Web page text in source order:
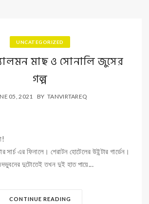
UNCATEGORIZED
মাছ ও সোনালি জুসের
গল্প
05, 2021 BY TANVIRTAREQ
সার্চ এর ফিনালে। শেরাটন হোটেলের উইন্টার গার্ডেন।
দুটোতেই তখন দুই হাত পায়ে...
CONTINUE READING